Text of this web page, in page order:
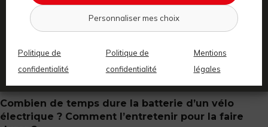
Personnaliser mes choix
Politique de
confidentialité
Politique de
confidentialité
Mentions
légales
Combien de temps dure la batterie d’un vélo
électrique ? Comment l’entretenir pour la faire